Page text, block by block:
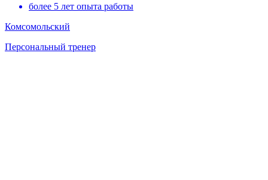
более 5 лет опыта работы
Комсомольский
Персональный тренер